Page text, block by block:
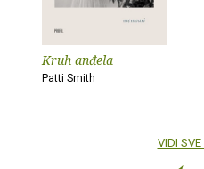
Kruh anđela
Patti Smith
VIDI